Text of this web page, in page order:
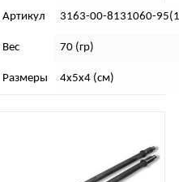
Артикул 3163-00-8131060-
Вес 70 (гр)
Размеры 4х5х4 (см)